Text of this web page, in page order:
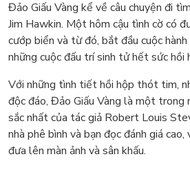
Đảo Giấu Vàng kể về câu chuyện đi
Jim Hawkin. Một hôm cậu tình cờ có
cướp biển và từ đó, bắt đầu cuộc
những cuộc đấu trí sinh tử hết sức hồi
Với những tình tiết hồi hộp thót tim,
độc đáo, Đảo Giấu Vàng là một trong
sắc nhất của tác giả Robert Louis
nhà phê bình và bạn đọc đánh giá
đưa lên màn ảnh và sân khấu.